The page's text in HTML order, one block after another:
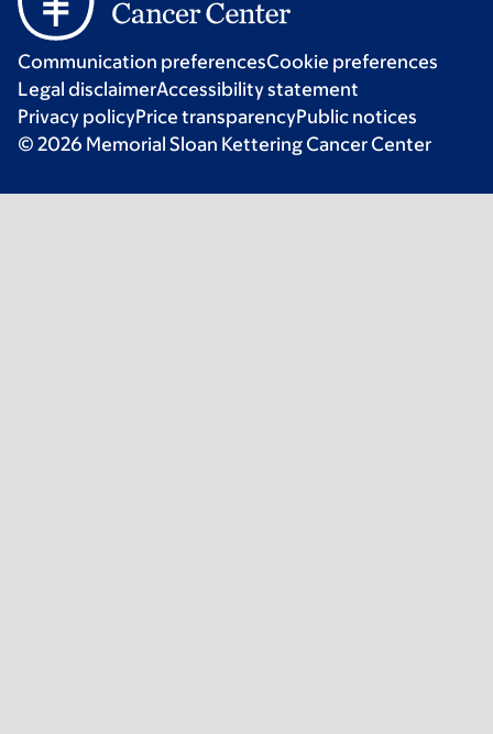
Communication preferencesCookie preferences
Legal disclaimerAccessibility statement
Privacy policyPrice transparencyPublic notices
© 2026 Memorial Sloan Kettering Cancer Center